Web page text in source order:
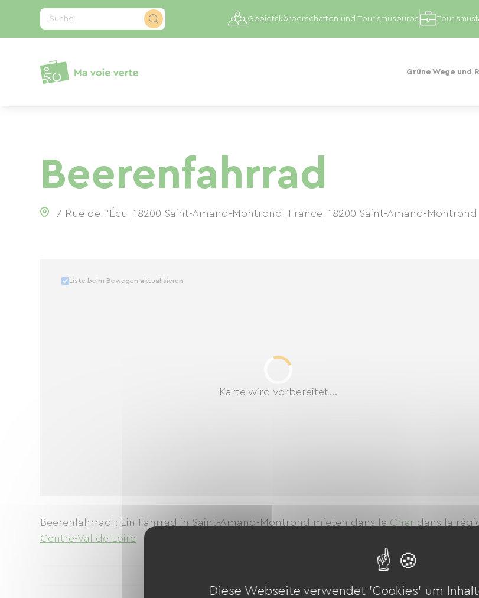
Suche...
Grüne Wege und
Gebietskörperschaften und Tourismusbüros
Beerenfahrrad
7 Rue de l'Écu, 18200 Saint-Amand-Montrond, France, 18200 Saint-Amand-Montrond
Karte wird vorbereitet...
Liste beim Bewegen aktualisieren
Beerenfahrrad : Ein Fahrrad in Saint-Amand-Montrond mieten dans le Cher dans la
Centre-Val de Loire
Cookie-Einstellungen
Diese Webseite verwendet 'Cookies' um